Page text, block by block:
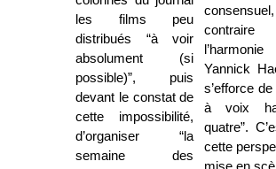
les films peu
distribués “à voir
absolument (si
possible)”, puis
devant le constat de
cette impossibilité,
d’organiser “la
semaine des
Yannick
s’efforce
à voix
quatre”.
cette
mise en